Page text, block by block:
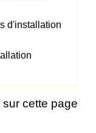
d'installation
cette page